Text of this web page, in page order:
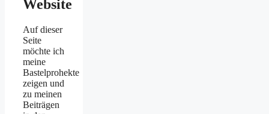
Website
Auf dieser
Seite
möchte ich
meine
Bastelprohekte
zeigen und
zu meinen
Beiträgen